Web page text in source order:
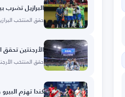
البرازيل تضرب
حقق المنتخب
الأرجنتين تحقق
حقق المنتخب
كندا تهزم